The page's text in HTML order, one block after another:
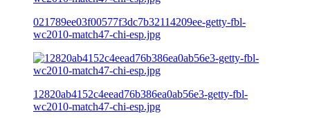
021789ee03f00577f3dc7b32114209ee-getty-fbl-
wc2010-match47-chi-esp.jpg
12820ab4152c4eead76b386ea0ab56e3-getty-fbl-
wc2010-match47-chi-esp.jpg